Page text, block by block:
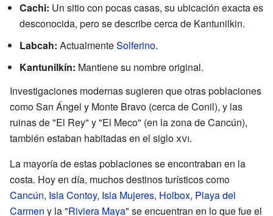
Cachi: Un sitio con pocas casas, su ubicación exacta es
desconocida, pero se describe cerca de Kantunilkin.
Labcah: ActualmenteSolferino.
Kantunilkín: Mantiene su nombre original.
Investigaciones modernas sugieren que otras poblaciones
como San Ángel y Monte Bravo (cerca de Conil), y las
ruinas de "El Rey" y "El Meco" (en la zona de Cancún),
también estaban habitadas en el sigloxvi.
La mayoría de estas poblaciones se encontraban en la
costa. Hoy en día, muchos destinos turísticos como
Cancún, Isla Contoy, Isla Mujeres, Holbox, Playa del
Carmen y la "Riviera Maya" se encuentran en lo que fue el